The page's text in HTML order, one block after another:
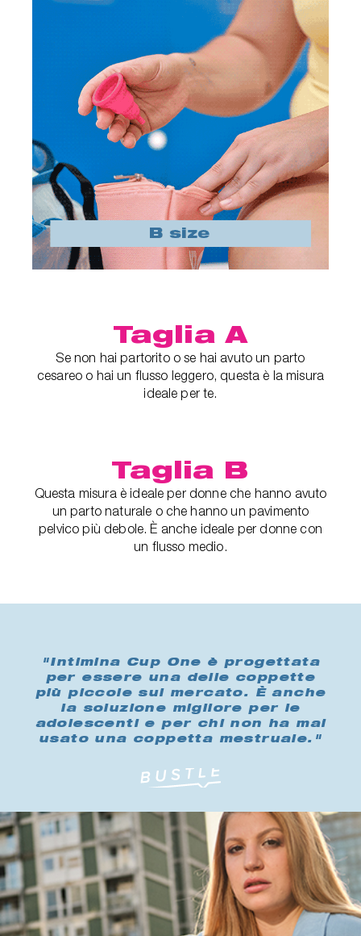
Taglia A
Se non hai partorito o se hai avuto un parto
cesareo o hai un flusso leggero, questa è la misura
ideale per te.
Taglia B
Questa misura è ideale per donne che hanno avuto
un parto naturale o che hanno un pavimento
pelvico più debole. È anche ideale per donne con
un flusso medio.
"Intimina Cup One è progettata
per essere una delle coppette
più piccole sul mercato. È anche
la soluzione migliore per le
adolescenti e per chi non ha mai
usato una coppetta mestruale."